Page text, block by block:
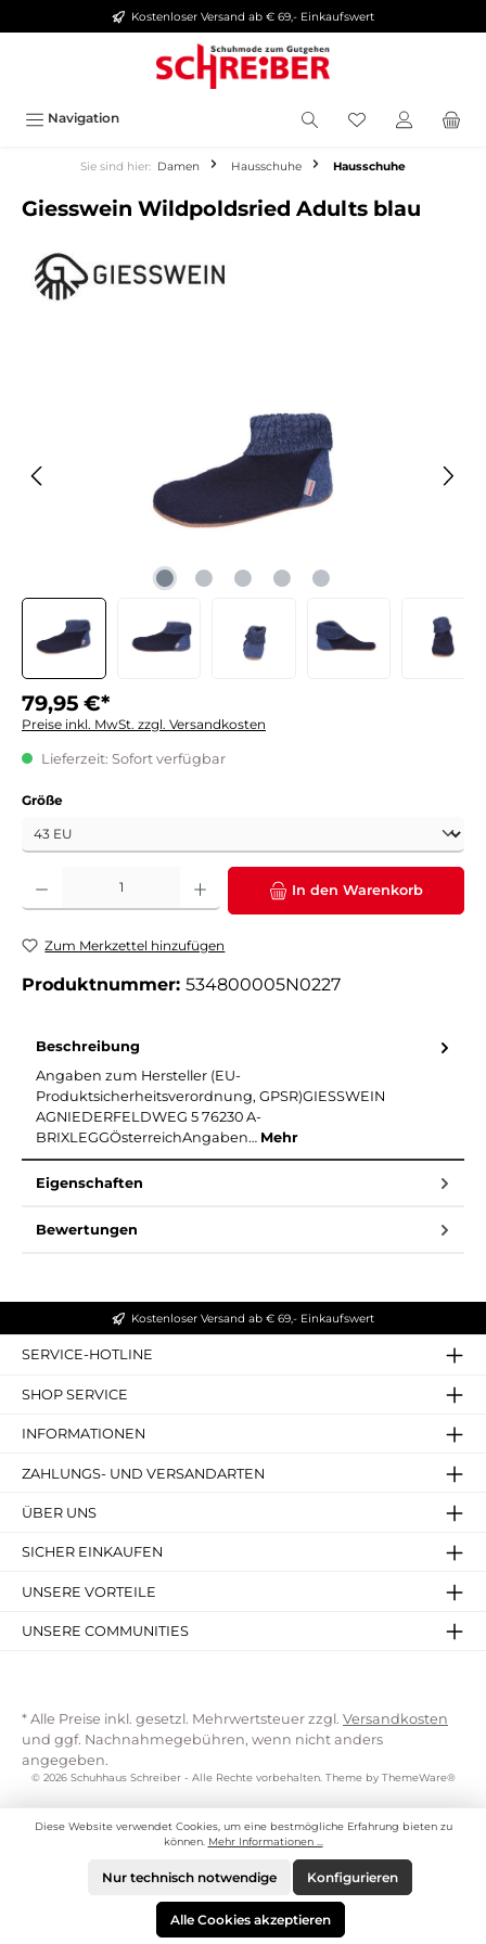
springen Kostenloser Versand ab € 69,- Einkaufswert
Navigation
Sie sind hier: Damen Hausschuhe Hausschuhe
Giesswein Wildpoldsried Adults blau
79,95 €*
Preise inkl. MwSt. zzgl. Versandkosten
Lieferzeit: Sofort verfügbar
Größeauswählen
Produkt Anzahl: Gib den gewünschten Wert ein oder benutze die Schaltflächen um
In den Warenkorb
Zum Merkzettel hinzufügen
Produktnummer: 534800005N0227
Beschreibung
Angaben zum Hersteller (EU-
Produktsicherheitsverordnung, GPSR)GIESSWEIN
AGNIEDERFELDWEG 5 76230 A-
BRIXLEGGÖsterreichAngaben… Mehr
Eigenschaften
Bewertungen
Kostenloser Versand ab € 69,- Einkaufswert
SERVICE-HOTLINE
SHOP SERVICE
INFORMATIONEN
ZAHLUNGS- UND VERSANDARTEN
ÜBER UNS
SICHER EINKAUFEN
UNSERE VORTEILE
UNSERE COMMUNITIES
* Alle Preise inkl. gesetzl. Mehrwertsteuer zzgl. Versandkosten
und ggf. Nachnahmegebühren, wenn nicht anders
angegeben.
© 2026 Schuhhaus Schreiber - Alle Rechte vorbehalten. Theme by ThemeWare®
Diese Website verwendet Cookies, um eine bestmögliche Erfahrung bieten zu
können. Mehr Informationen ...
Nur technisch notwendige Konfigurieren
Alle Cookies akzeptieren